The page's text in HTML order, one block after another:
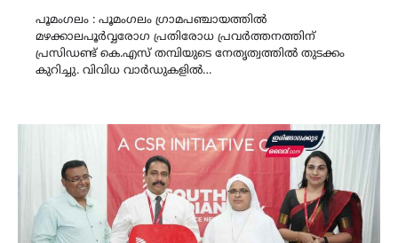
പൂമംഗലം : പൂമംഗലം ഗ്രാമപഞ്ചായത്തിൽ
മഴക്കാലപൂർവ്വരോഗ പ്രതിരോധ പ്രവർത്തനത്തിന്
പ്രസിഡണ്ട് കെ.എസ് തമ്പിയുടെ നേതൃത്വത്തിൽ തുടക്കം
കുറിച്ചു. വിവിധ വാർഡുകളിൽ…